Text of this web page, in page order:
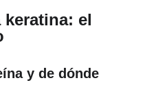
keratina: el
y de dónde